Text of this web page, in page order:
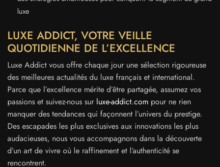
luxe
LUXE ADDICT, VOTRE VEILLE
QUOTIDIENNE DE L’EXCELLENCE
Luxe Addict vous offre chaque jour une sélection rigoureuse
des meilleures actualités du luxe français et international.
Parce que l’excellence mérite d’être partagée, assumez vos
passions et suivez-nous sur luxe-addict.com pour ne rien
manquer des tendances qui façonnent l’univers du prestige.
Des escapades les plus exclusives aux innovations les plus
audacieuses, nous vous accompagnons dans la découverte
d’un art de vivre où le raffinement et l’authenticité se
rencontrent.